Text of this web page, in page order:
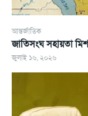
আন্তর্জাতিক
জাতিসংঘ সহায়তা
জুলাই ১৬, ২০২৬